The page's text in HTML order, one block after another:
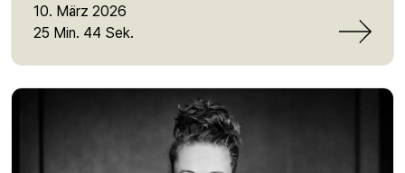
Deutschland die Herkunft stark darüber, wer studiert
und wer nicht. Urbatsch erklärt, warum viele junge
stehen – von fehlenden Informationen bis zu
finanziellen Unsicherheiten. Im Gespräch geht es um
Bildung als Voraussetzung für gesellschaftliche
Teilhabe, um Solidarität durch Peer-Netzwerke und
10. März 2026
25 Min. 44 Sek.